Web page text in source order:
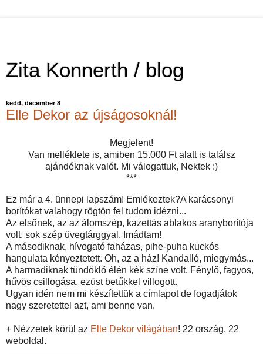
Zita Konnerth / blog
kedd, december 8
Elle Dekor az újságosoknál!
Megjelent!
Van melléklete is, amiben 15.000 Ft alatt is találsz
ajándéknak valót. Mi válogattuk, Nektek :)
***
Ez már a 4. ünnepi lapszám! Emlékeztek?A karácsonyi
borítókat valahogy rögtön fel tudom idézni...
Az elsőnek, az az álomszép, kazettás ablakos aranyborítója
volt, sok szép üvegtárggyal. Imádtam!
A másodiknak, hívogató faházas, pihe-puha kuckós
hangulata kényeztetett. Oh, az a ház! Kandalló, miegymás...
A harmadiknak tündöklő élén kék színe volt. Fénylő, fagyos,
hűvös csillogása, ezüst betűkkel villogott.
Ugyan idén nem mi készítettük a címlapot de fogadjátok
nagy szeretettel azt, ami benne van.
+ Nézzetek körül az Elle Dekor világában! 22 ország, 22
weboldal.